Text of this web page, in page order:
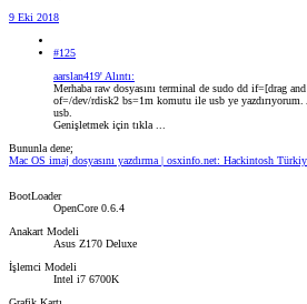
9 Eki 2018
#125
aarslan419' Alıntı:
Merhaba raw dosyasını terminal de sudo dd if=[drag
of=/dev/rdisk2 bs=1m komutu ile usb ye
usb.
Genişletmek için tıkla ...
Bununla dene;
Mac OS imaj dosyasını yazdırma | osxinfo.net: Hackintosh
BootLoader
OpenCore 0.6.4
Anakart Modeli
Asus Z170 Deluxe
İşlemci Modeli
Intel i7 6700K